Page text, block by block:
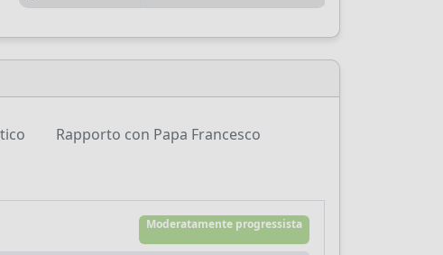
Rapporto con Papa Francesco
Moderatamente progressista